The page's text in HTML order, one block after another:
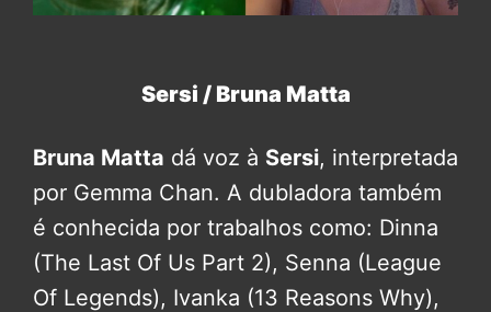
Sersi / Bruna Matta
Bruna Matta dá voz à Sersi, interpretada
por Gemma Chan. A dubladora também
é conhecida por trabalhos como: Dinna
(The Last Of Us Part 2), Senna (League
Of Legends), Ivanka (13 Reasons Why),